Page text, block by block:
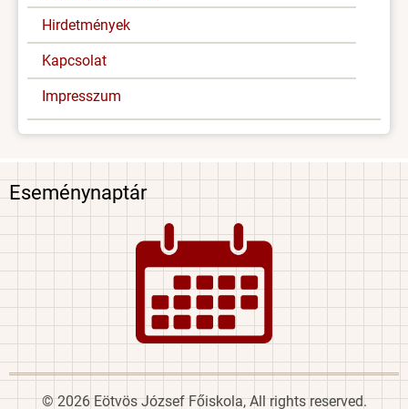
Hirdetmények
Kapcsolat
Impresszum
Eseménynaptár
Image
© 2026 Eötvös József Főiskola, All rights reserved.